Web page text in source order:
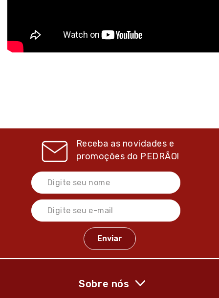
Receba as novidades e
promoções do PEDRÃO!
Sobre nós